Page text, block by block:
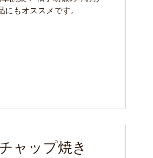
もオススメです。
ャップ焼き